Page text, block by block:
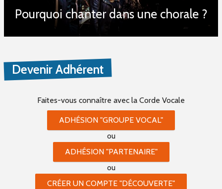
Pourquoi chanter dans une chorale ?
Devenir Adhérent
Faites-vous connaître avec la Corde Vocale
ADHÉSION "GROUPE VOCAL"
ou
ADHÉSION "PARTENAIRE"
ou
CRÉER UN COMPTE "DÉCOUVERTE"